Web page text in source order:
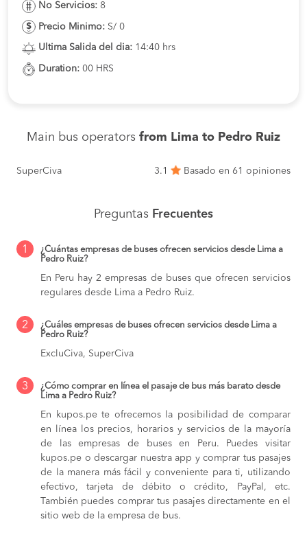
No Servicios: 8
Precio Minimo: S/ 0
Ultima Salida del dia: 14:40 hrs
Duration: 00 HRS
Main bus operators from Lima to Pedro Ruiz
SuperCiva 3.1 Basado en 61 opiniones
Preguntas Frecuentes
1
¿Cuántas empresas de buses ofrecen servicios desde Lima a
Pedro Ruiz?
En Peru hay 2 empresas de buses que ofrecen servicios
regulares desde Lima a Pedro Ruiz.
2
¿Cuáles empresas de buses ofrecen servicios desde Lima a
Pedro Ruiz?
ExcluCiva, SuperCiva
3
¿Cómo comprar en línea el pasaje de bus más barato desde
Lima a Pedro Ruiz?
En kupos.pe te ofrecemos la posibilidad de comparar
en línea los precios, horarios y servicios de la mayoría
de las empresas de buses en Peru. Puedes visitar
kupos.pe o descargar nuestra app y comprar tus pasajes
de la manera más fácil y conveniente para ti, utilizando
efectivo, tarjeta de débito o crédito, PayPal, etc.
También puedes comprar tus pasajes directamente en el
sitio web de la empresa de bus.